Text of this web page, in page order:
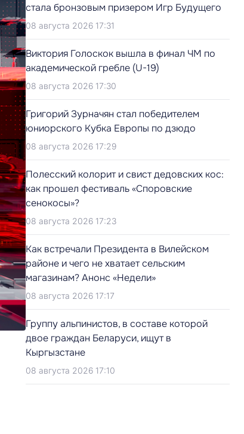
стала бронзовым призером Игр Будущего
08 августа 2026 17:31
Виктория Голоскок вышла в финал ЧМ по
академической гребле (U-19)
08 августа 2026 17:30
Григорий Зурначян стал победителем
юниорского Кубка Европы по дзюдо
08 августа 2026 17:29
Полесский колорит и свист дедовских кос:
как прошел фестиваль «Споровские
сенокосы»?
08 августа 2026 17:23
Как встречали Президента в Вилейском
районе и чего не хватает сельским
магазинам? Анонс «Недели»
08 августа 2026 17:17
Группу альпинистов, в составе которой
двое граждан Беларуси, ищут в
Кыргызстане
08 августа 2026 17:10